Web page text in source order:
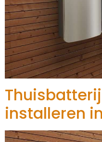
installeren